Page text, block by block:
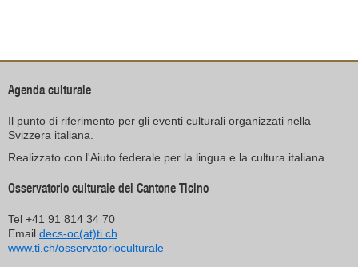
Agenda culturale
Il punto di riferimento per gli eventi culturali organizzati nella
Svizzera italiana.
Realizzato con l'Aiuto federale per la lingua e la cultura italiana.
Osservatorio culturale del Cantone Ticino
Tel +41 91 814 34 70
Email decs-oc(at)ti.ch
www.ti.ch/osservatorioculturale